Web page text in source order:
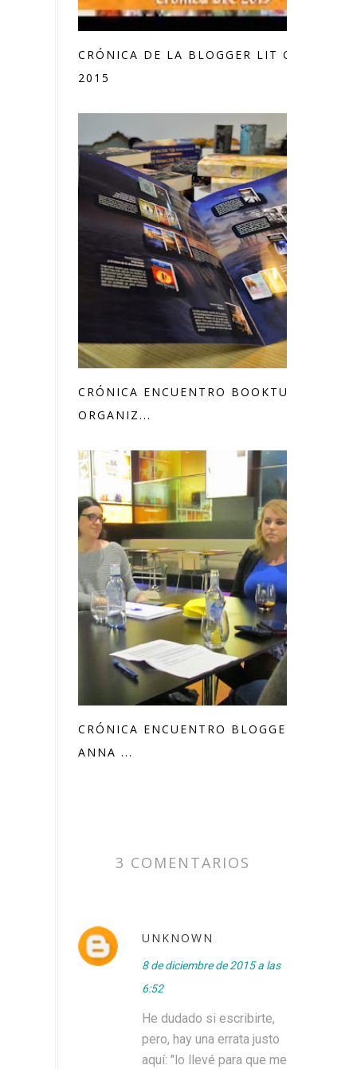
CRÓNICA DE LA BLOGGER LIT CON
2015
CRÓNICA ENCUENTRO BOOKTUBER
ORGANIZ...
CRÓNICA ENCUENTRO BLOGGER CON
ANNA ...
3 COMENTARIOS
UNKNOWN
8 de diciembre de 2015 a las
6:52
He dudado si escribirte,
pero, hay una errata justo
aquí: "lo llevé para que me